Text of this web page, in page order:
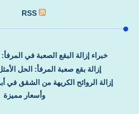
RSS
خبراء إزالة البقع الصعبة في
إزالة بقع صعبة المرفأ: الحل
إزالة الروائح الكريهة من الشقق في
وأسعار مميزة